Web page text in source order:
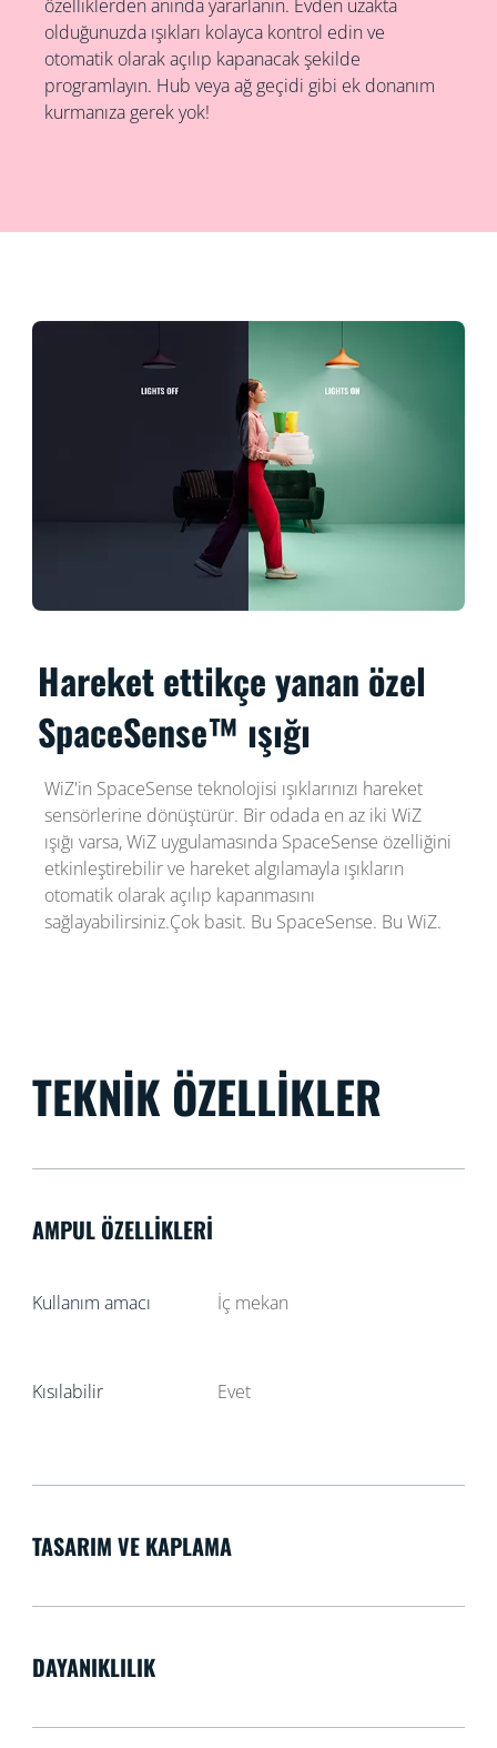
özelliklerden anında yararlanın. Evden uzakta
olduğunuzda ışıkları kolayca kontrol edin ve
otomatik olarak açılıp kapanacak şekilde
programlayın. Hub veya ağ geçidi gibi ek donanım
kurmanıza gerek yok!
Hareket ettikçe yanan özel
SpaceSense™ ışığı
WiZ'in SpaceSense teknolojisi ışıklarınızı hareket
sensörlerine dönüştürür. Bir odada en az iki WiZ
ışığı varsa, WiZ uygulamasında SpaceSense özelliğini
etkinleştirebilir ve hareket algılamayla ışıkların
otomatik olarak açılıp kapanmasını
sağlayabilirsiniz.Çok basit. Bu SpaceSense. Bu WiZ.
TEKNIK ÖZELLIKLER
AMPUL ÖZELLIKLERI
Kullanım amacı İç mekan
Kısılabilir Evet
TASARIM VE KAPLAMA
DAYANIKLILIK